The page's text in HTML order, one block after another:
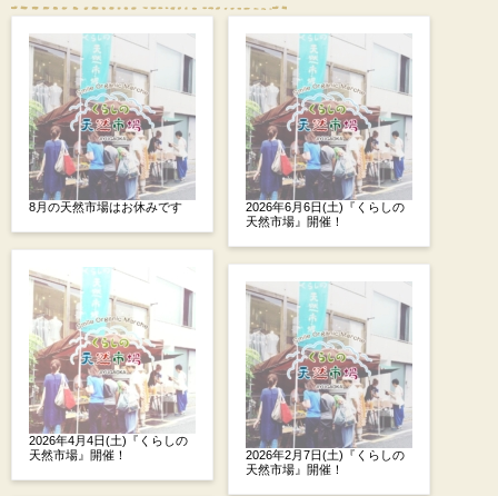
8月の天然市場はお休みです
2026年4月4日(土)『くらしの
天然市場』開催！
2026年6月6日(土)『くらしの
天然市場』開催！
2026年2月7日(土)『くらしの
天然市場』開催！